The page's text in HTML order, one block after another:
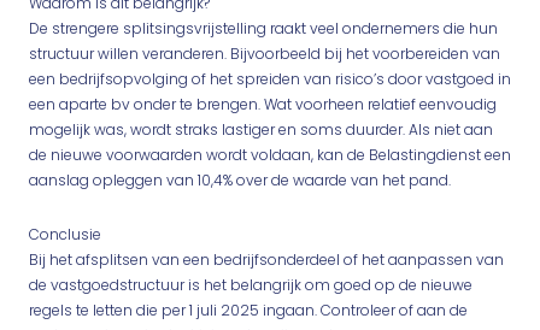
De strengere splitsingsvrijstelling raakt veel ondernemers die hun
structuur willen veranderen. Bijvoorbeeld bij het voorbereiden van
een bedrijfsopvolging of het spreiden van risico’s door vastgoed in
een aparte bv onder te brengen. Wat voorheen relatief eenvoudig
mogelijk was, wordt straks lastiger en soms duurder. Als niet aan
de nieuwe voorwaarden wordt voldaan, kan de Belastingdienst een
aanslag opleggen van 10,4% over de waarde van het pand.
Conclusie
Bij het afsplitsen van een bedrijfsonderdeel of het aanpassen van
de vastgoedstructuur is het belangrijk om goed op de nieuwe
regels te letten die per 1 juli 2025 ingaan. Controleer of aan de